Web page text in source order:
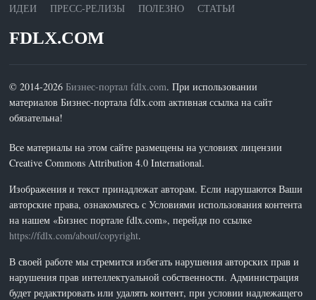
ИДЕИ
ПРЕСС-РЕЛИЗЫ ПОЛЕЗНО СТАТЬИ
FDLX.COM
© 2014-2026Бизнес-портал fdlx.com. При использовании
материалов Бизнес-портала fdlx.com активная ссылка на сайт
обязательна!
Все материалы на этом сайте размещены на условиях лицензии
Creative Commons Attribution 4.0 International.
Изображения и текст принадлежат авторам. Если нарушаются Ваши
авторские права, ознакомьтесь с Условиями использования контента
на нашем «Бизнес портале fdlx.com», перейдя по ссылке
https://fdlx.com/about/copyright.
В своей работе мы стремится избегать нарушения авторских прав и
нарушения прав интеллектуальной собственности. Администрация
будет редактировать или удалять контент, при условии надлежащего